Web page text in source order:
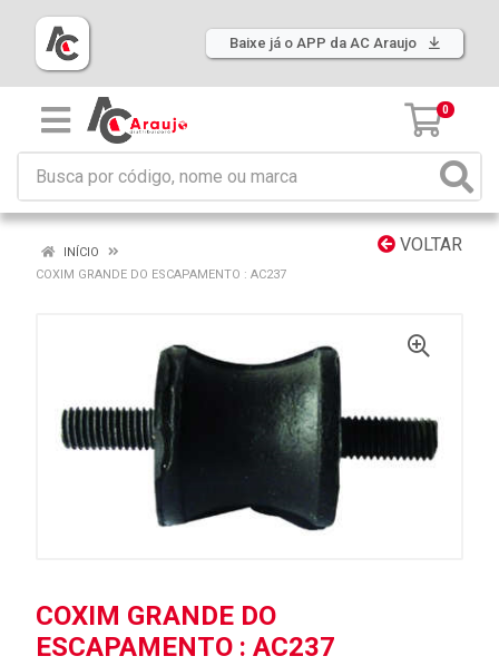
Baixe já o APP da AC Araujo
0
VOLTAR
INÍCIO
COXIM GRANDE DO ESCAPAMENTO : AC237
COXIM GRANDE DO
ESCAPAMENTO : AC237